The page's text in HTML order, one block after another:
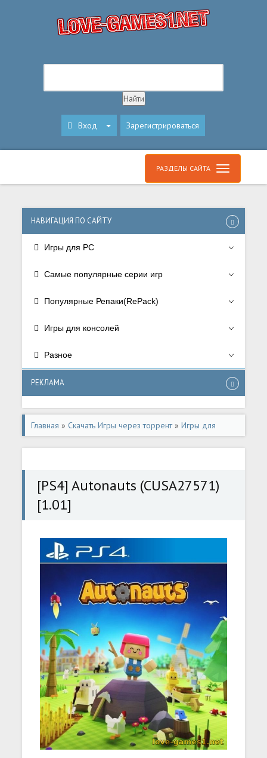
Вход Зарегистрироваться
РАЗДЕЛЫ САЙТА
НАВИГАЦИЯ ПО САЙТУ
Игры для PC
Самые популярные серии игр
Популярные Репаки(RePack)
Игры для консолей
Разное
РЕКЛАМА
Главная » Скачать Игры через торрент»Игры для
консолей»Игры для Playstation 4
[PS4] Autonauts (CUSA27571)
[1.01]